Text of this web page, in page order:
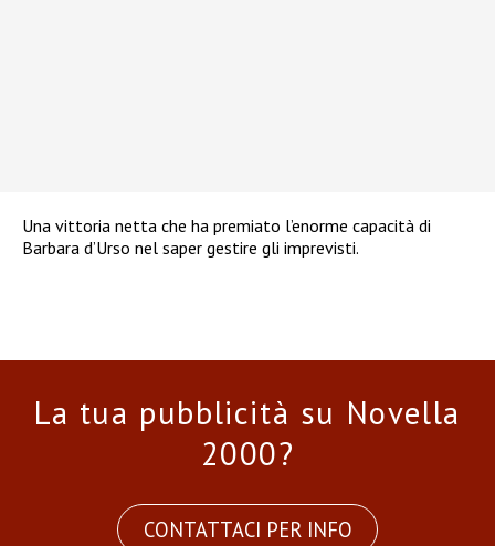
Una vittoria netta che ha premiato l’enorme capacità di
Barbara d’Urso nel saper gestire gli imprevisti.
La tua pubblicità su Novella
2000?
CONTATTACI PER INFO